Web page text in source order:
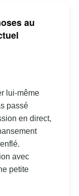
au
lui-même
passé
en direct,
avec
petite